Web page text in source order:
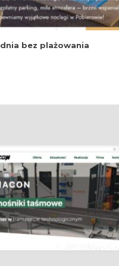
bez plażowania